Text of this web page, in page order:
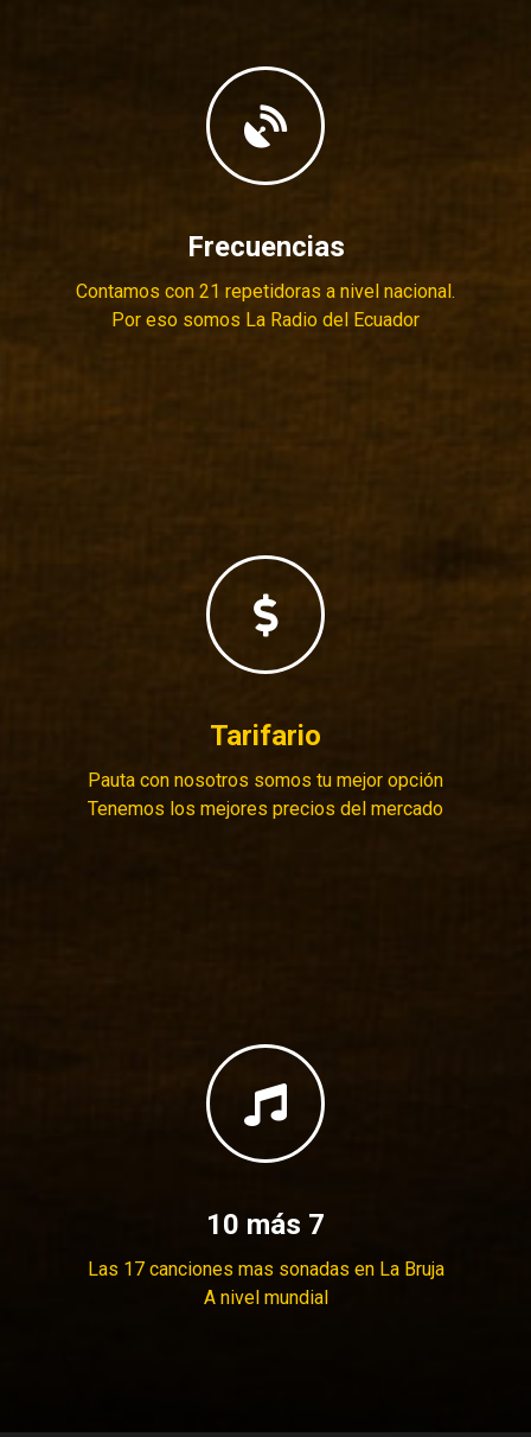
Frecuencias
Contamos con 21 repetidoras a nivel nacional.
Por eso somos La Radio del Ecuador
Tarifario
Pauta con nosotros somos tu mejor opción
Tenemos los mejores precios del mercado
10 más 7
Las 17 canciones mas sonadas en La Bruja
A nivel mundial